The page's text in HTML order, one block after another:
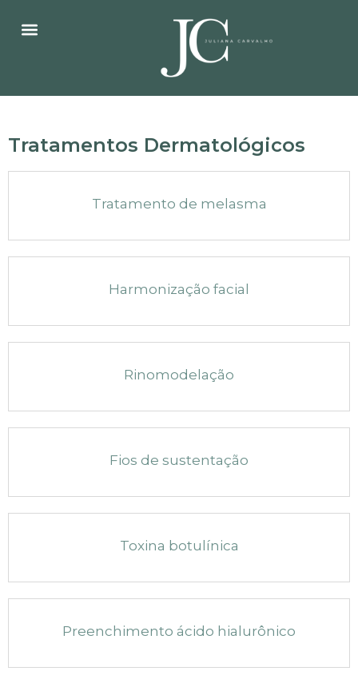
Tratamentos Dermatológicos
Tratamento de melasma
Harmonização facial
Rinomodelação
Fios de sustentação
Toxina botulínica
Preenchimento ácido hialurônico